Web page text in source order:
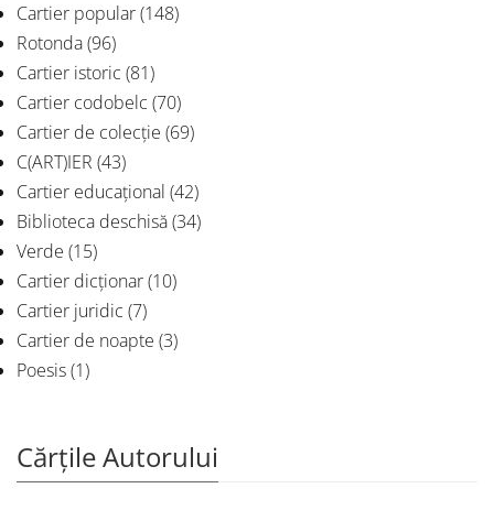
Cartier popular(148)
Rotonda(96)
Cartier istoric (81)
Cartier codobelc (70)
Cartier de colecție (69)
C(ART)IER (43)
Cartier educațional (42)
Biblioteca deschisă(34)
Verde (15)
Cartier dicționar(10)
Cartier juridic (7)
Cartier de noapte (3)
Poesis(1)
Cărțile Autorului